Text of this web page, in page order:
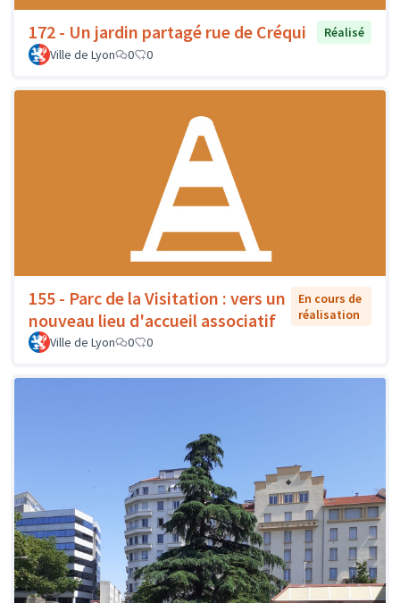
172 - Un jardin partagé rue de Créqui
Réalisé
Ville de Lyon
0 0
155 - Parc de la Visitation : vers un
nouveau lieu d'accueil associatif
En cours de
réalisation
Ville de Lyon
0 0